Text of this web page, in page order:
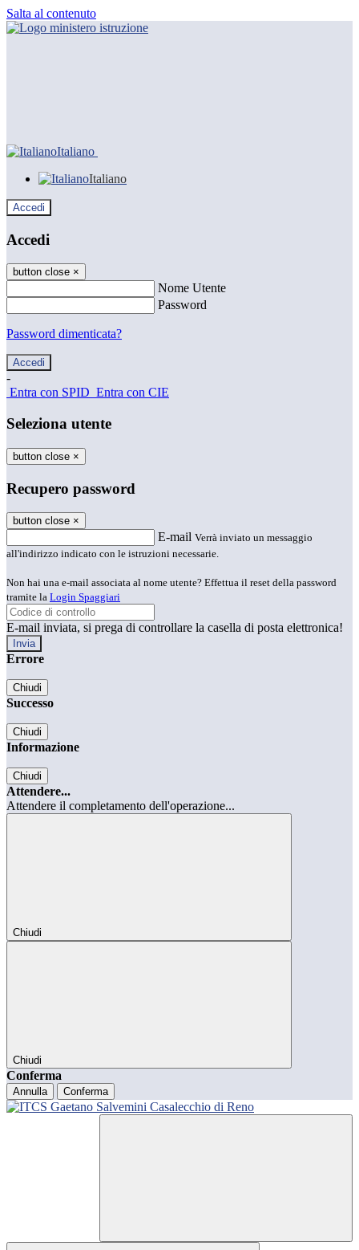
Salta al contenuto
Italiano
Italiano
Accedi
Accedi
button close ×
Nome Utente
Password
Password dimenticata?
-
Entra con SPID Entra con CIE
Seleziona utente
button close ×
Recupero password
button close ×
E-mail Verrà inviato un messaggio
all'indirizzo indicato con le istruzioni necessarie.
Non hai una e-mail associata al nome utente? Effettua il reset della password
tramite la Login Spaggiari
E-mail inviata, si prega di controllare la casella di posta elettronica!
Errore
Chiudi
Successo
Chiudi
Informazione
Chiudi
Attendere...
Attendere il completamento dell'operazione...
Chiudi
Chiudi
Conferma
Annulla Conferma